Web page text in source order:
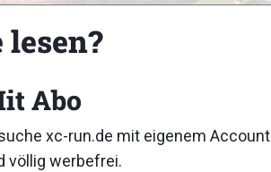
34
39
Abo
xc-run.de mit eigenem Account
völlig werbefrei.